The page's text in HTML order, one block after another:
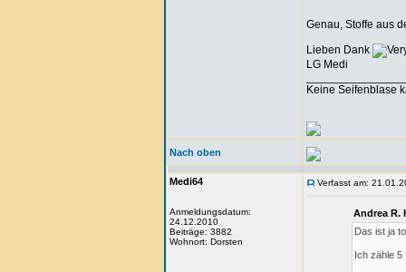
Genau, Stoffe aus
Lieben Dank
LG Medi
Keine Seifenblase
Nach oben
Medi64
Anmeldungsdatum:
24.12.2010
Beiträge: 3882
Wohnort: Dorsten
Verfasst am:
Andrea R.
Das ist ja
Ich zähle 5